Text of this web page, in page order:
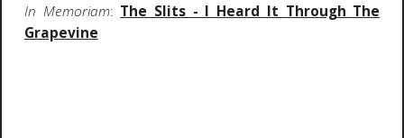
In Memoriam: The Slits - I Heard It Through The
Grapevine